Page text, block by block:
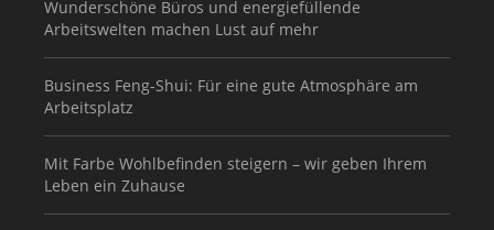
Wunderschöne Büros und energiefüllende
Arbeitswelten machen Lust auf mehr
Business Feng-Shui: Für eine gute Atmosphäre am
Arbeitsplatz
Mit Farbe Wohlbefinden steigern – wir geben Ihrem
Leben ein Zuhause